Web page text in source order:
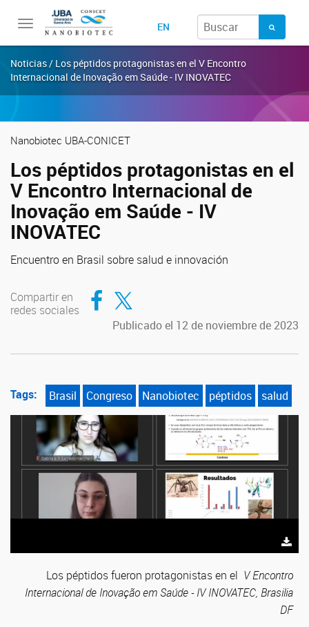
Toggle
navigation
EN
Noticias / Los péptidos protagonistas en el V Encontro
Internacional de Inovação em Saúde - IV INOVATEC
Nanobiotec UBA-CONICET
Los péptidos protagonistas en el
V Encontro Internacional de
Inovação em Saúde - IV
INOVATEC
Encuentro en Brasil sobre salud e innovación
Compartir en
redes sociales
Compartir en Facebook
Compartir en Twitter
Publicado el 12 de noviembre de 2023
Tags: Brasil Congreso Nanobiotec péptidos salud
Los péptidos fueron protagonistas en el VEncontro
Internacional de Inovaçãoem Saúde- IV INOVATEC, Brasilia
DF